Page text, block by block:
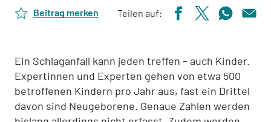
Beitrag merken Teilen auf:
Ein Schlaganfall kann jeden treffen – auch Kinder.
Expertinnen und Experten gehen von etwa 500
betroffenen Kindern pro Jahr aus, fast ein Drittel
davon sind Neugeborene. Genaue Zahlen werden